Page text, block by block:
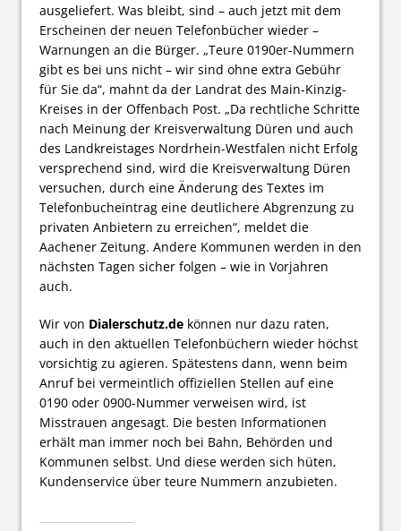
ausgeliefert. Was bleibt, sind – auch jetzt mit dem
Erscheinen der neuen Telefonbücher wieder –
Warnungen an die Bürger. „Teure 0190er-Nummern
gibt es bei uns nicht – wir sind ohne extra Gebühr
für Sie da“, mahnt da der Landrat des Main-Kinzig-
Kreises in der Offenbach Post. „Da rechtliche Schritte
nach Meinung der Kreisverwaltung Düren und auch
des Landkreistages Nordrhein-Westfalen nicht Erfolg
versprechend sind, wird die Kreisverwaltung Düren
versuchen, durch eine Änderung des Textes im
Telefonbucheintrag eine deutlichere Abgrenzung zu
privaten Anbietern zu erreichen“, meldet die
Aachener Zeitung. Andere Kommunen werden in den
nächsten Tagen sicher folgen – wie in Vorjahren
auch.
Wir von Dialerschutz.de können nur dazu raten,
auch in den aktuellen Telefonbüchern wieder höchst
vorsichtig zu agieren. Spätestens dann, wenn beim
Anruf bei vermeintlich offiziellen Stellen auf eine
0190 oder 0900-Nummer verweisen wird, ist
Misstrauen angesagt. Die besten Informationen
erhält man immer noch bei Bahn, Behörden und
Kommunen selbst. Und diese werden sich hüten,
Kundenservice über teure Nummern anzubieten.